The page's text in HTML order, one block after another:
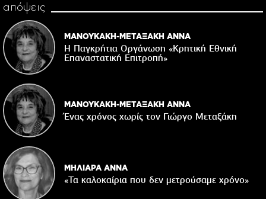
απόψεις
ΜΑΝΟΥΚΑΚΗ-ΜΕΤΑΞΑΚΗ ΑΝΝΑ
Η Παγκρήτια Οργάνωση «Κρητική Εθνική
Επαναστατική Eπιτροπή»
ΜΑΝΟΥΚΑΚΗ-ΜΕΤΑΞΑΚΗ ΑΝΝΑ
Ένας χρόνος χωρίς τον Γιώργο Μεταξάκη
ΜΗΛΙΑΡΑ ΑΝΝΑ
«Τα καλοκαίρια που δεν μετρούσαμε χρόνο»